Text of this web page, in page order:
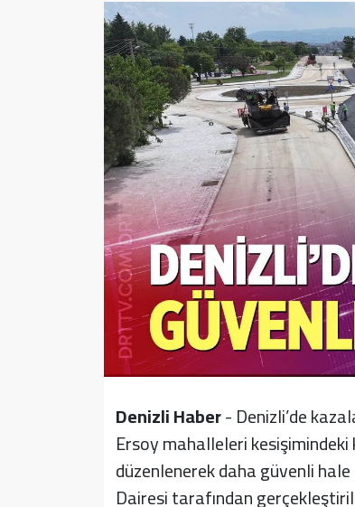
Denizli Haber- Denizli’de
Ersoy mahalleleri
düzenlenerek daha güvenli
Dairesi tarafından
Yazarlar
Resmi İlan
Resmi Reklam